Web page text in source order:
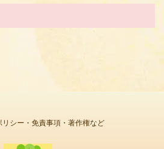
リシー・免責事項・著作権など